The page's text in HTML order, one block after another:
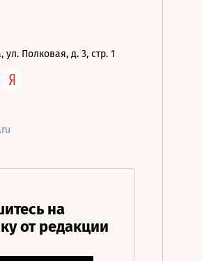
ул. Полковая, д. 3, стр. 1